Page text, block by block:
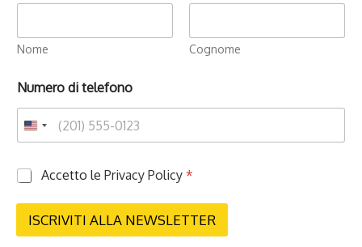
Nome Cognome
Numero di telefono
P
i
a
Accetto le Privacy Policy *
ISCRIVITI ALLA NEWSLETTER